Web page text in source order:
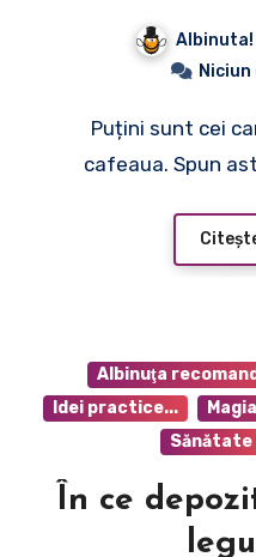
Licoarea
Albinuta!
Puțini sunt cei care spun că nu iubesc
cafeaua. Spun
Albinuţa
Idei practice...
Sănătate
În ce